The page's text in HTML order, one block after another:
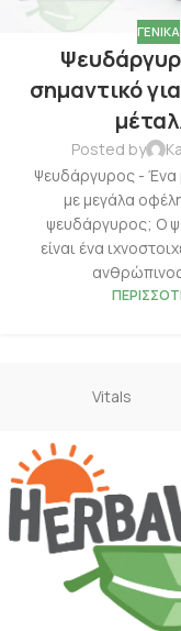
ΓΕΝΙΚΆ
σημαντικό
Posted by
Ψευδάργυρος - Ένα
με μεγάλα
ψευδάργυρος; Ο
είναι ένα
ανθρώπινος
Vitals